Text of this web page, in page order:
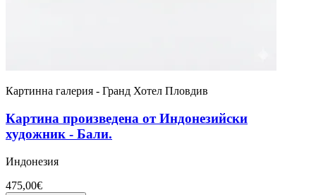
Картинна галерия - Гранд Хотел Пловдив
Картина произведена от Индонезийски
художник - Бали.
Индонезия
475,00€